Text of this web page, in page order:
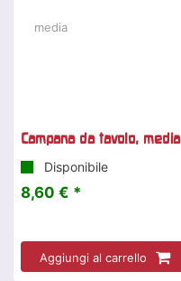
Campana da tavolo, media
Disponibile
8,60 € *
Aggiungi al carrello